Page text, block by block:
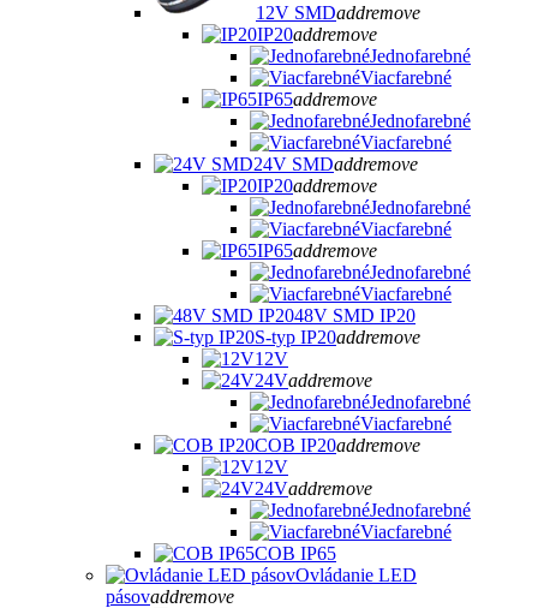
12V SMDaddremove
IP20addremove
Jednofarebné
Viacfarebné
IP65addremove
Jednofarebné
Viacfarebné
24V SMDaddremove
IP20addremove
Jednofarebné
Viacfarebné
IP65addremove
Jednofarebné
Viacfarebné
48V SMD IP20
S-typ IP20addremove
12V
24Vaddremove
Jednofarebné
Viacfarebné
COB IP20addremove
12V
24Vaddremove
Jednofarebné
Viacfarebné
COB IP65
Ovládanie LED
pásovaddremove